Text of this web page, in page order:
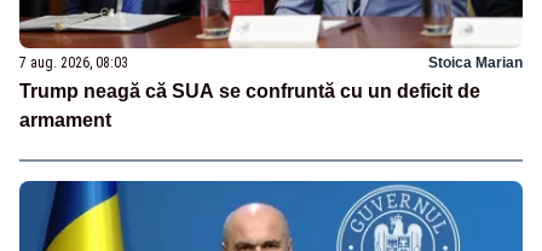
7 aug. 2026, 08:03 Stoica Marian
Trump neagă că SUA se confruntă cu un deficit de
armament